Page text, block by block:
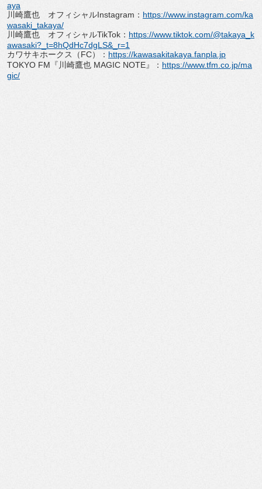
aya
川崎鷹也 オフィシャルInstagram： https://www. instagram.com/ka
wasaki_takaya/
川崎鷹也 オフィシャルTikTok： https://www.tiktok.com/@takaya_k
awasaki?_ t=8hQdHc7dgLS&_r=1
カワサキホークス（FC）： https://kawasakitakaya.fanpla.jp
TOKYO FM『川崎鷹也 MAGIC NOTE』： https://www.tfm.co.jp/ma
gic/